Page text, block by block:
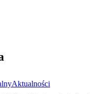
Aktualności